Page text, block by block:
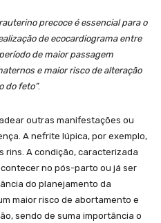
precoce é essencial para o
de ecocardiograma entre
de maior passagem
e maior risco de alteração
do feto”.
outras manifestações ou
A nefrite lúpica, por exemplo,
rins. A condição, caracterizada
no pós-parto ou já ser
do planejamento da
maior risco de abortamento e
sendo de suma importância o